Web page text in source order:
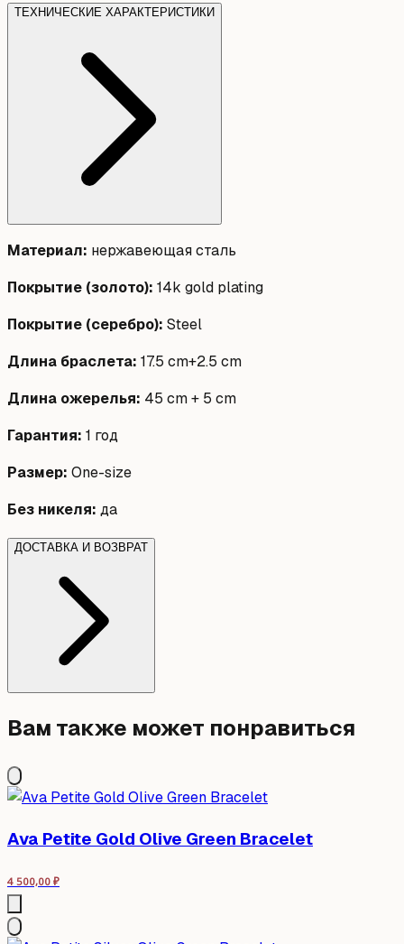
ТЕХНИЧЕСКИЕ ХАРАКТЕРИСТИКИ
Материал: нержавеющая сталь
Покрытие (золото): 14k gold plating
Покрытие (серебро): Steel
Длина браслета: 17.5 cm+2.5 cm
Длина ожерелья: 45 cm + 5 cm
Гарантия: 1 год
Размер: One-size
Без никеля: да
ДОСТАВКА И ВОЗВРАТ
Вам также может понравиться
Ava Petite Gold Olive Green Bracelet
4 500,00 ₽